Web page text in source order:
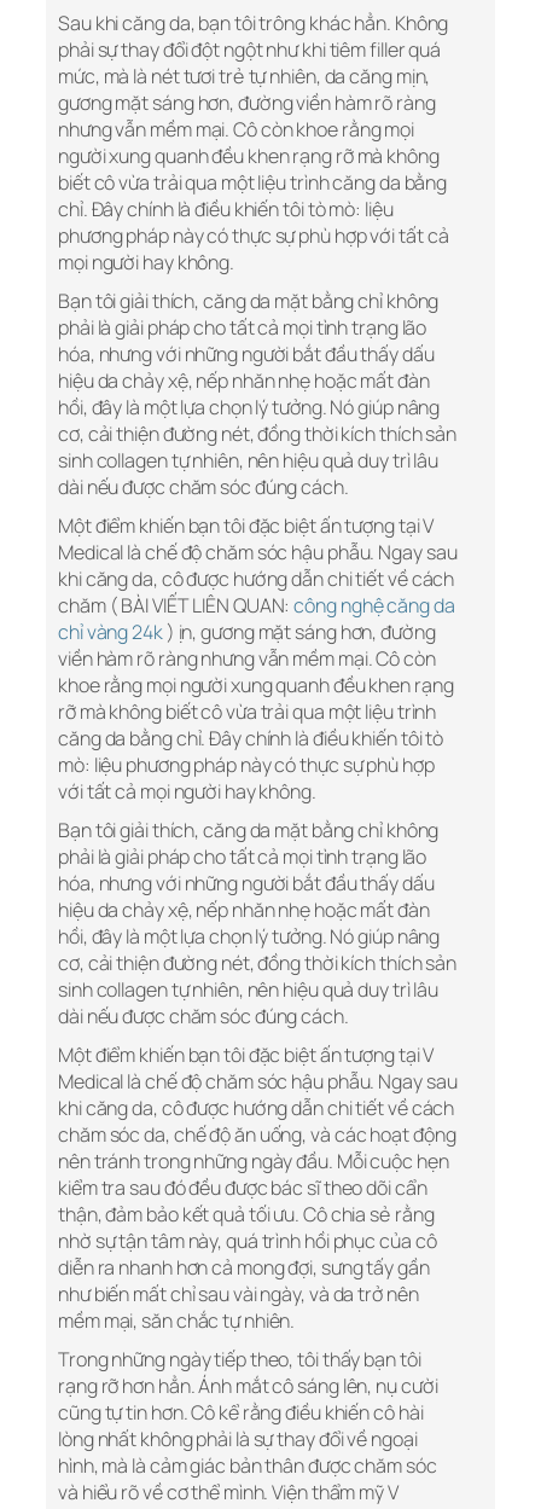
Sau khi căng da, bạn tôi trông khác hẳn. Không
phải sự thay đổi đột ngột như khi tiêm filler quá
mức, mà là nét tươi trẻ tự nhiên, da căng mịn,
gương mặt sáng hơn, đường viền hàm rõ ràng
nhưng vẫn mềm mại. Cô còn khoe rằng mọi
người xung quanh đều khen rạng rỡ mà không
biết cô vừa trải qua một liệu trình căng da bằng
chỉ. Đây chính là điều khiến tôi tò mò: liệu
phương pháp này có thực sự phù hợp với tất cả
mọi người hay không.
Bạn tôi giải thích, căng da mặt bằng chỉ không
phải là giải pháp cho tất cả mọi tình trạng lão
hóa, nhưng với những người bắt đầu thấy dấu
hiệu da chảy xệ, nếp nhăn nhẹ hoặc mất đàn
hồi, đây là một lựa chọn lý tưởng. Nó giúp nâng
cơ, cải thiện đường nét, đồng thời kích thích sản
sinh collagen tự nhiên, nên hiệu quả duy trì lâu
dài nếu được chăm sóc đúng cách.
Một điểm khiến bạn tôi đặc biệt ấn tượng tại V
Medical là chế độ chăm sóc hậu phẫu. Ngay sau
khi căng da, cô được hướng dẫn chi tiết về cách
chăm ( BÀI VIẾT LIÊN QUAN:công nghệ căng da
chỉ vàng 24k) ịn, gương mặt sáng hơn, đường
viền hàm rõ ràng nhưng vẫn mềm mại. Cô còn
khoe rằng mọi người xung quanh đều khen rạng
rỡ mà không biết cô vừa trải qua một liệu trình
căng da bằng chỉ. Đây chính là điều khiến tôi tò
mò: liệu phương pháp này có thực sự phù hợp
với tất cả mọi người hay không.
Bạn tôi giải thích, căng da mặt bằng chỉ không
phải là giải pháp cho tất cả mọi tình trạng lão
hóa, nhưng với những người bắt đầu thấy dấu
hiệu da chảy xệ, nếp nhăn nhẹ hoặc mất đàn
hồi, đây là một lựa chọn lý tưởng. Nó giúp nâng
cơ, cải thiện đường nét, đồng thời kích thích sản
sinh collagen tự nhiên, nên hiệu quả duy trì lâu
dài nếu được chăm sóc đúng cách.
Một điểm khiến bạn tôi đặc biệt ấn tượng tại V
Medical là chế độ chăm sóc hậu phẫu. Ngay sau
khi căng da, cô được hướng dẫn chi tiết về cách
chăm sóc da, chế độ ăn uống, và các hoạt động
nên tránh trong những ngày đầu. Mỗi cuộc hẹn
kiểm tra sau đó đều được bác sĩ theo dõi cẩn
thận, đảm bảo kết quả tối ưu. Cô chia sẻ rằng
nhờ sự tận tâm này, quá trình hồi phục của cô
diễn ra nhanh hơn cả mong đợi, sưng tấy gần
như biến mất chỉ sau vài ngày, và da trở nên
mềm mại, săn chắc tự nhiên.
Trong những ngày tiếp theo, tôi thấy bạn tôi
rạng rỡ hơn hẳn. Ánh mắt cô sáng lên, nụ cười
cũng tự tin hơn. Cô kể rằng điều khiến cô hài
lòng nhất không phải là sự thay đổi về ngoại
hình, mà là cảm giác bản thân được chăm sóc
và hiểu rõ về cơ thể mình. Viện thẩm mỹ V